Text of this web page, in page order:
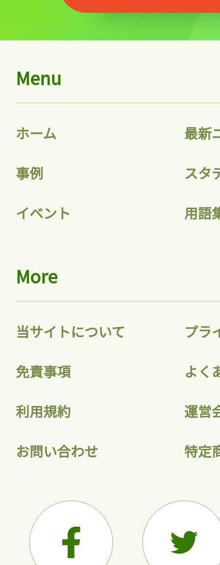
記事をお気に入りに
会員登録
Menu
ホーム 最新
事例 スタ
イベント 用語
More
当サイトについて プラ
免責事項 よく
利用規約 運営
お問い合わせ 特定